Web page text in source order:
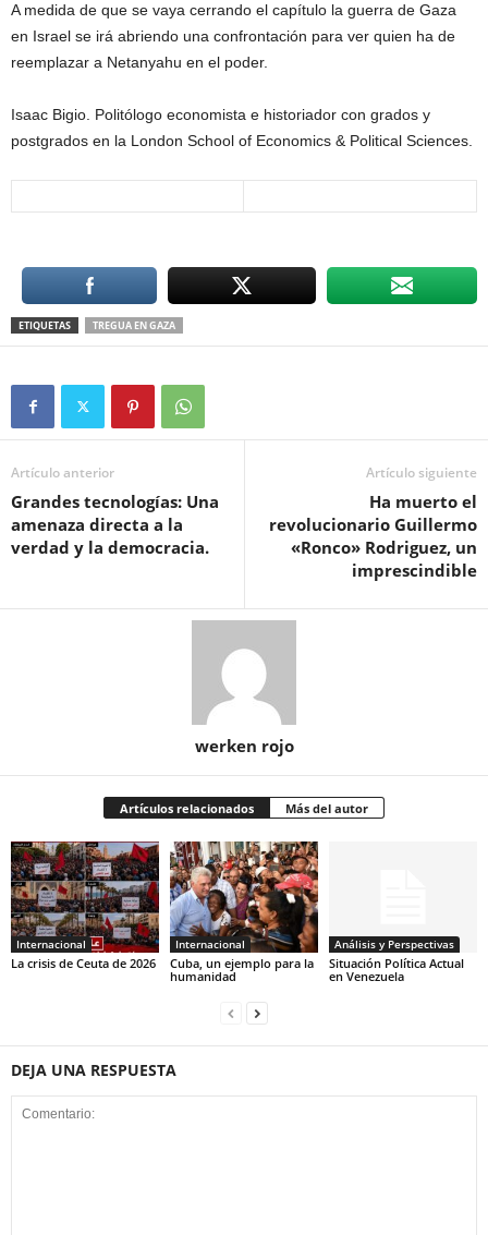
A medida de que se vaya cerrando el capítulo la guerra de Gaza
en Israel se irá abriendo una confrontación para ver quien ha de
reemplazar a Netanyahu en el poder.
Isaac Bigio. Politólogo economista e historiador con grados y
postgrados en la London School of Economics & Political Sciences.
ETIQUETAS TREGUA EN GAZA
Artículo anterior
Grandes tecnologías: Una
amenaza directa a la
verdad y la democracia.
Artículo siguiente
Ha muerto el
revolucionario Guillermo
«Ronco» Rodriguez, un
imprescindible
werken rojo
Artículos relacionados Más del autor
Internacional
La crisis de Ceuta de 2026
Internacional
Cuba, un ejemplo para la
humanidad
Análisis y Perspectivas
Situación Política Actual
en Venezuela
DEJA UNA RESPUESTA